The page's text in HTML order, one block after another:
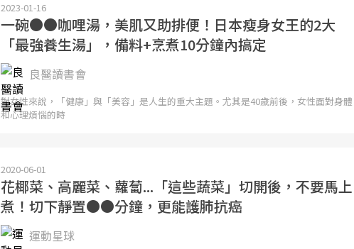
2023-01-16
一碗●●咖哩湯，美肌又助排便！日本瘦身女王的2大
「最強養生湯」，備料+烹煮10分鐘內搞定
良醫讀書會
對女性來說，「健康」與「美容」是人生的重大主題。尤其是40歲前後，女性面對身體
和心理煩惱的時
2020-06-01
花椰菜、高麗菜、蘿蔔...「這些蔬菜」切開後，不要馬上
煮！切下靜置●●分鐘，更能護肺抗癌
運動星球